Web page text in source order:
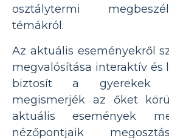
osztálytermi
témákról.
Az aktuális eseményekről
megvalósítása interaktív és
biztosít a gyerekek
megismerjék az őket
aktuális események
nézőpontjaik